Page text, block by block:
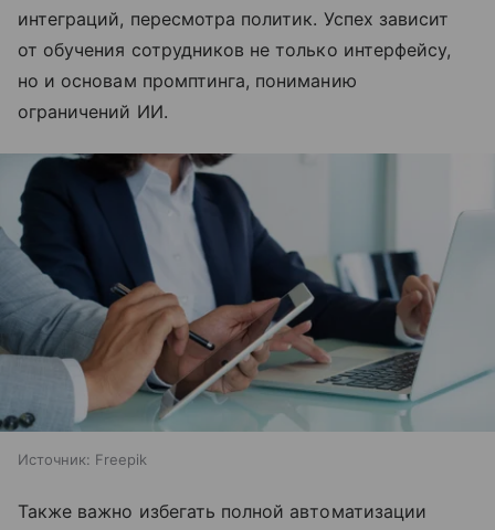
интеграций, пересмотра политик. Успех зависит
от обучения сотрудников не только интерфейсу,
но и основам промптинга, пониманию
ограничений ИИ.
Источник: Freepik
Также важно избегать полной автоматизации